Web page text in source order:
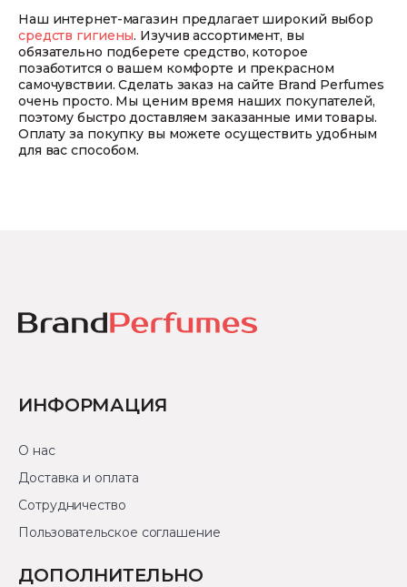
Наш интернет-магазин предлагает широкий выбор
средств гигиены. Изучив ассортимент, вы
обязательно подберете средство, которое
позаботится о вашем комфорте и прекрасном
самочувствии. Сделать заказ на сайте Brand Perfumes
очень просто. Мы ценим время наших покупателей,
поэтому быстро доставляем заказанные ими товары.
Оплату за покупку вы можете осуществить удобным
для вас способом.
ИНФОРМАЦИЯ
О нас
Доставка и оплата
Сотрудничество
Пользовательское соглашение
ДОПОЛНИТЕЛЬНО